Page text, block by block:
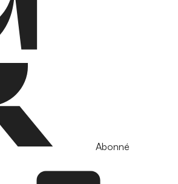
Abonné